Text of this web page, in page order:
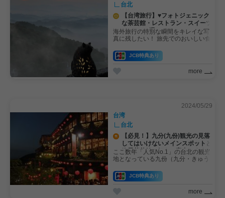
台北
【台湾旅行】♥フォトジェニック
な茶芸館・レストラン・スイーツ
・カフェ7選
海外旅行の特別な瞬間をキレイな写
真に残したい！ 旅先でのおいしい食
は、旅行の楽しみのひとつですね。
美食天国の台湾は小籠包や麺類など
、 おしゃれでフォトジェニック📷な
フェなどを7店舗ご紹介します💐 見
た目だけでなく味も本格的。女子旅
にもおすすめのお店です。
JCB特典あり
more
2024/05/29
台湾
台北
【必見！】九分(九份)観光の見落
してはいけないメインスポットと
絶景茶芸館２軒をご案内しますー
！
ここ数年「人気No.1」の台北の観光
地となっている九份（九分・きゅう
台北市内から少し離れているため、
片道1時間15分ほどかかりますが、
もにぎやかです😊では、JCBプラザ
JCB特典あり
more